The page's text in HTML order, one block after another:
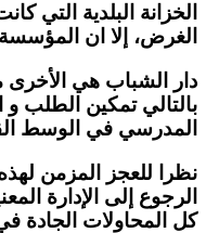
الخزانة البلدية التي
الغرض، إلا ان
دار الشباب هي الأخرى
بالتالي تمكين الطلب و
المدرسي في الوسط
نظرا للعجز المزمن
الرجوع إلى الإدارة
كل المحاولات الجادة